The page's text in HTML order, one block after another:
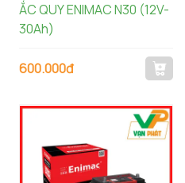
ẮC QUY ENIMAC N30 (12V-
30Ah)
600.000đ